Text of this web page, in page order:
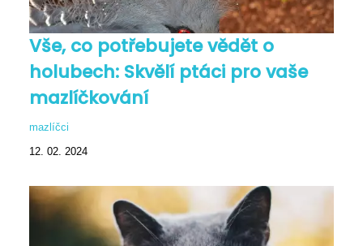
Vše, co potřebujete vědět o
holubech: Skvělí ptáci pro vaše
mazlíčkování
mazlíčci
12. 02. 2024